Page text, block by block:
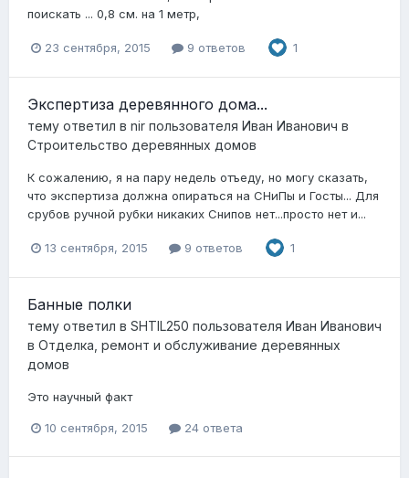
поискать ... 0,8 см. на 1 метр,
23 сентября, 2015 9 ответов 1
Экспертиза деревянного дома...
тему ответил в nir пользователя Иван Иванович в
Строительство деревянных домов
К сожалению, я на пару недель отъеду, но могу сказать,
что экспертиза должна опираться на СНиПы и Госты... Для
срубов ручной рубки никаких Снипов нет...просто нет и...
13 сентября, 2015 9 ответов 1
Банные полки
тему ответил в SHTIL250 пользователя Иван Иванович
в Отделка, ремонт и обслуживание деревянных
домов
Это научный факт
10 сентября, 2015 24 ответа